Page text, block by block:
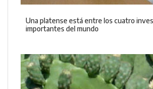
Una platense está entre los cuatro
importantes del mundo